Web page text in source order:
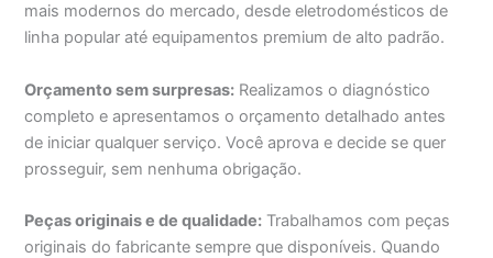
mais modernos do mercado, desde eletrodomésticos de
linha popular até equipamentos premium de alto padrão.
Orçamento sem surpresas: Realizamos o diagnóstico
completo e apresentamos o orçamento detalhado antes
de iniciar qualquer serviço. Você aprova e decide se quer
prosseguir, sem nenhuma obrigação.
Peças originais e de qualidade: Trabalhamos com peças
originais do fabricante sempre que disponíveis. Quando